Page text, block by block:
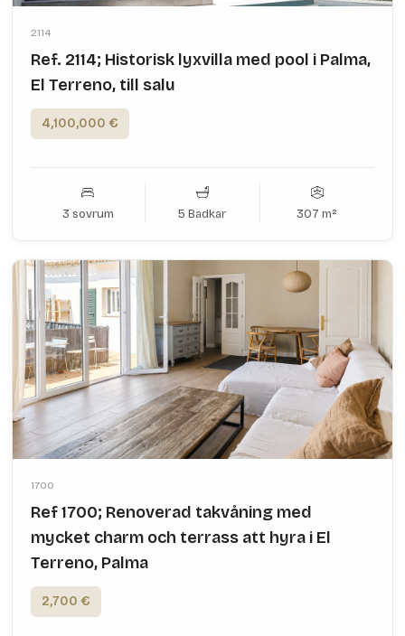
2114
Ref. 2114; Historisk lyxvilla med pool i Palma,
El Terreno, till salu
4,100,000 €
3 sovrum 5 Badkar 307 m²
1700
Ref 1700; Renoverad takvåning med
mycket charm och terrass att hyra i El
Terreno, Palma
2,700 €